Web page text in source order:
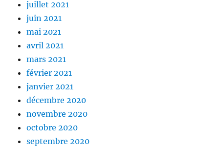
juillet 2021
juin 2021
mai 2021
avril 2021
mars 2021
février 2021
janvier 2021
décembre 2020
novembre 2020
octobre 2020
septembre 2020